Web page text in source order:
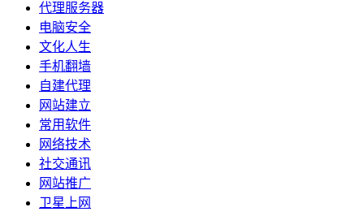
代理服务器
电脑安全
文化人生
手机翻墙
自建代理
网站建立
常用软件
网络技术
社交通讯
网站推广
卫星上网